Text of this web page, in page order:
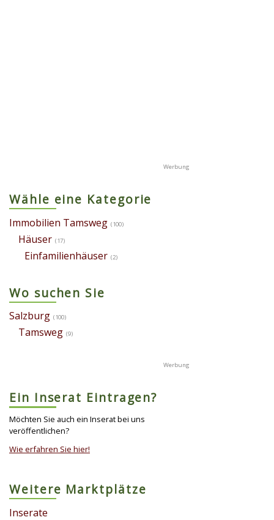
Wähle eine Kategorie
Immobilien Tamsweg (100)
Häuser (17)
Einfamilienhäuser (2)
Wo suchen Sie
Salzburg (100)
Tamsweg (9)
Ein Inserat Eintragen?
Möchten Sie auch ein Inserat bei uns
veröffentlichen?
Wie erfahren Sie hier!
Weitere Marktplätze
Inserate